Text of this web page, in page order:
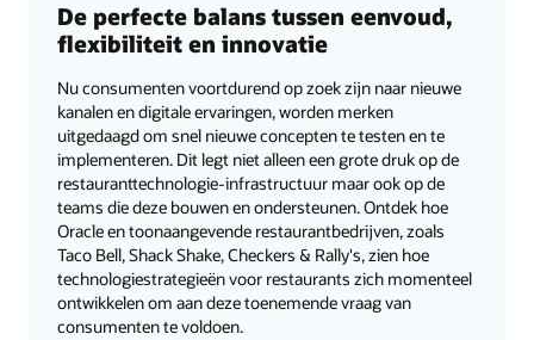
De perfecte balans tussen eenvoud,
flexibiliteit en innovatie
Nu consumenten voortdurend op zoek zijn naar nieuwe
kanalen en digitale ervaringen, worden merken
uitgedaagd om snel nieuwe concepten te testen en te
implementeren. Dit legt niet alleen een grote druk op de
restauranttechnologie-infrastructuur maar ook op de
teams die deze bouwen en ondersteunen. Ontdek hoe
Oracle en toonaangevende restaurantbedrijven, zoals
Taco Bell, Shack Shake, Checkers & Rally's, zien hoe
technologiestrategieën voor restaurants zich momenteel
ontwikkelen om aan deze toenemende vraag van
consumenten te voldoen.